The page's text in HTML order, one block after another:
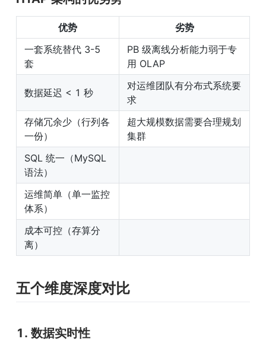
优势
劣势
一套系统替代 3-5
套
PB 级离线分析能力弱于专
用 OLAP
数据延迟 < 1 秒
对运维团队有分布式系统要
求
存储冗余少（行列各
一份）
超大规模数据需要合理规划
集群
SQL 统一（MySQL
语法）
运维简单（单一监控
体系）
成本可控（存算分
离）
五个维度深度对比
1. 数据实时性